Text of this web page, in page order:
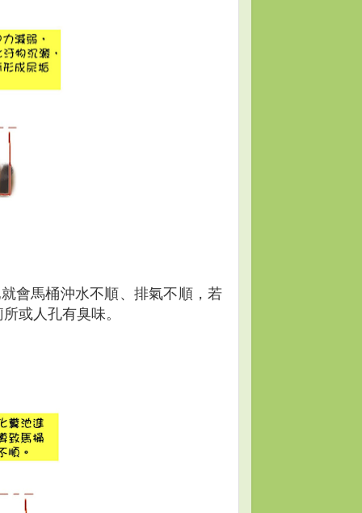
會馬桶沖水不順、排氣不順，若
或人孔有臭味。